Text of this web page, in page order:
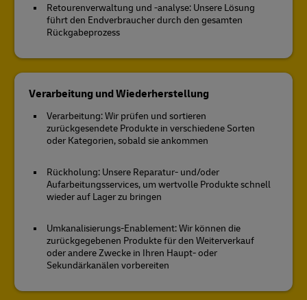
Retourenverwaltung und -analyse: Unsere Lösung
führt den Endverbraucher durch den gesamten
Rückgabeprozess
Verarbeitung und Wiederherstellung
Verarbeitung: Wir prüfen und sortieren
zurückgesendete Produkte in verschiedene Sorten
oder Kategorien, sobald sie ankommen
Rückholung: Unsere Reparatur- und/oder
Aufarbeitungsservices, um wertvolle Produkte schnell
wieder auf Lager zu bringen
Umkanalisierungs-Enablement: Wir können die
zurückgegebenen Produkte für den Weiterverkauf
oder andere Zwecke in Ihren Haupt- oder
Sekundärkanälen vorbereiten